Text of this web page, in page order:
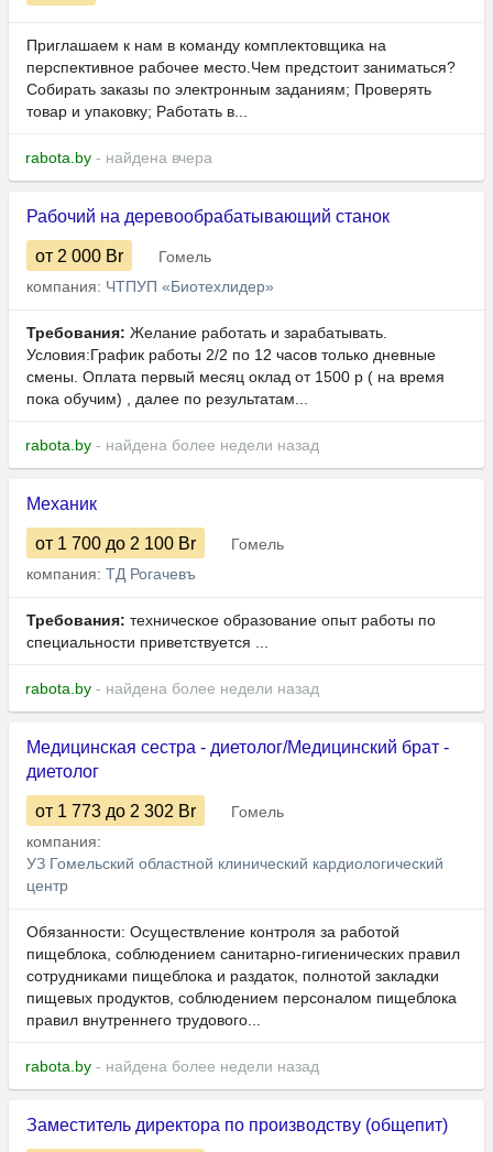
Приглашаем к нам в команду комплектовщика на
перспективное рабочее место.Чем предстоит заниматься?
Собирать заказы по электронным заданиям; Проверять
товар и упаковку; Работать в...
rabota.by - найдена вчера
Рабочий на деревообрабатывающий станок
от 2 000 Br
Гомель
компания: ЧТПУП «Биотехлидер»
Требования: Желание работать и зарабатывать.
Условия:График работы 2/2 по 12 часов только дневные
смены. Оплата первый месяц оклад от 1500 р ( на время
пока обучим) , далее по результатам...
rabota.by - найдена более недели назад
Механик
от 1 700 до 2 100 Br
Гомель
компания: ТД Рогачевъ
Требования: техническое образование опыт работы по
специальности приветствуется ...
rabota.by - найдена более недели назад
Медицинская сестра - диетолог/Медицинский брат -
диетолог
от 1 773 до 2 302 Br
Гомель
компания:
УЗ Гомельский областной клинический кардиологический
центр
Обязанности: Осуществление контроля за работой
пищеблока, соблюдением санитарно-гигиенических правил
сотрудниками пищеблока и раздаток, полнотой закладки
пищевых продуктов, соблюдением персоналом пищеблока
правил внутреннего трудового...
rabota.by - найдена более недели назад
Заместитель директора по производству (общепит)